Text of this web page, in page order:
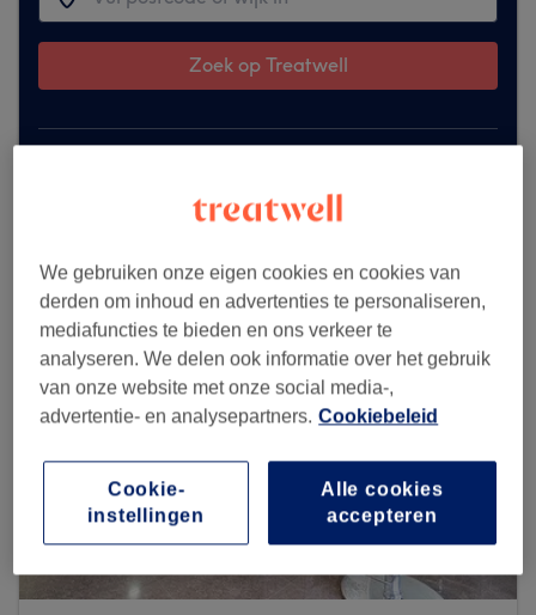
Zoek op Treatwell
We gebruiken onze eigen cookies en cookies van
derden om inhoud en advertenties te personaliseren,
mediafuncties te bieden en ons verkeer te
analyseren. We delen ook informatie over het gebruik
van onze website met onze social media-,
advertentie- en analysepartners. Cookiebeleid
Alle cookies
accepteren
Cookie-
instellingen